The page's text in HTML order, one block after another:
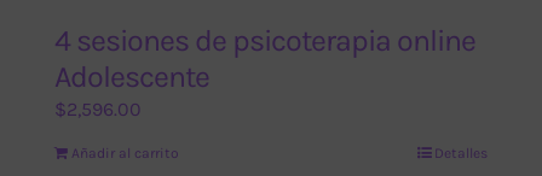
4 sesiones de psicoterapia online
Adolescente
$2,596.00
Añadir al carrito Detalles